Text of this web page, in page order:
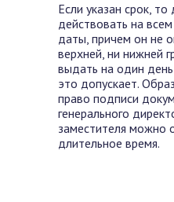
Если указан срок,
действовать на
даты, причем он не
верхней, ни нижней
выдать на один
это допускает.
право подписи
генерального
заместителя можно
длительное время.